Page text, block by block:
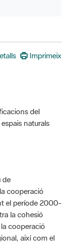
Imprimeix
del
naturals
de
cooperació
el període 2000-
la cohesió
cooperació
així com el